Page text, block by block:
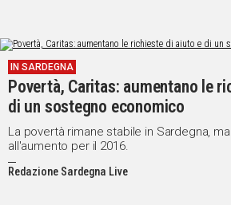
IN SARDEGNA
Povertà, Caritas: aumentano le
di un sostegno economico
La povertà rimane stabile in Sardegna,
all'aumento per il 2016.
Redazione Sardegna Live